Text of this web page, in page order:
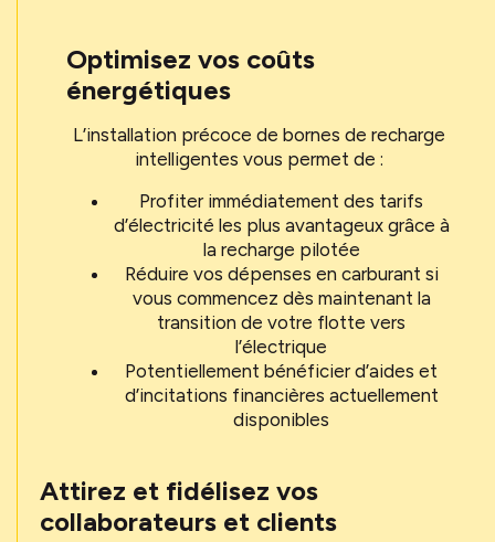
Optimisez vos coûts
énergétiques
L’installation précoce de bornes de recharge
intelligentes vous permet de :
Profiter immédiatement des tarifs
d’électricité les plus avantageux grâce à
la recharge pilotée
Réduire vos dépenses en carburant si
vous commencez dès maintenant la
transition de votre flotte vers
l’électrique
Potentiellement bénéficier d’aides et
d’incitations financières actuellement
disponibles
Attirez et fidélisez vos
collaborateurs et clients